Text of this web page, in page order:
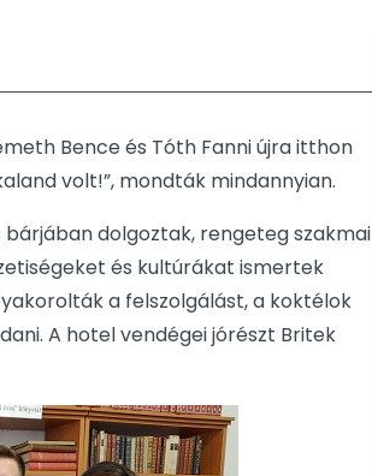
Bence és Tóth Fanni újra itthon
volt!”, mondták mindannyian.
dolgoztak, rengeteg szakmai
és kultúrákat ismertek
a felszolgálást, a koktélok
A hotel vendégei jórészt Britek